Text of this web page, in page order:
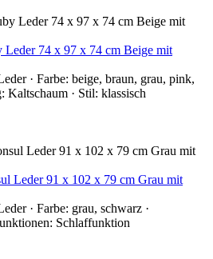
Leder 74 x 97 x 74 cm Beige mit
· Farbe: beige, braun, grau, pink,
Kaltschaum · Stil: klassisch
Leder 91 x 102 x 79 cm Grau mit
· Farbe: grau, schwarz ·
Schlaffunktion